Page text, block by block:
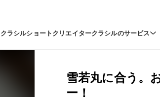
クラシルショートクリエイタークラシルのサービス
雪若丸に合う。
ー！